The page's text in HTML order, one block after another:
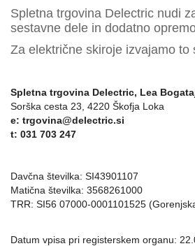
Spletna trgovina Delectric nudi
sestavne dele in dodatno
Za električne skiroje izvajamo to
Spletna trgovina Delectric, Lea
Sorška cesta 23, 4220 Škofja Loka
e: trgovina@delectric.si
t: 031 703 247
Davčna številka: SI43901107
Matična številka: 3568261000
TRR: SI56 07000-0001101525
Datum vpisa pri registerskem organu: